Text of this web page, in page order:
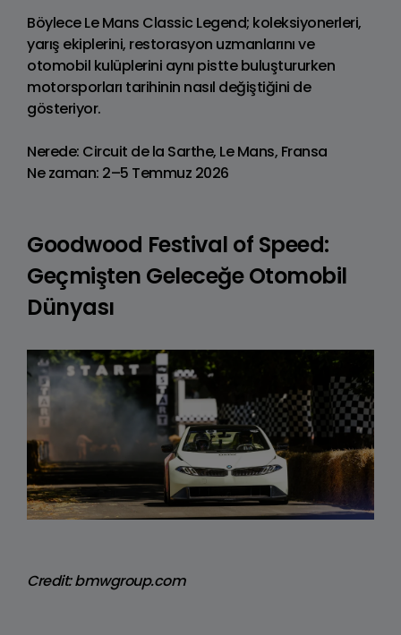
Böylece Le Mans Classic Legend; koleksiyonerleri,
yarış ekiplerini, restorasyon uzmanlarını ve
otomobil kulüplerini aynı pistte buluştururken
motorsporları tarihinin nasıl değiştiğini de
gösteriyor.
Nerede: Circuit de la Sarthe, Le Mans, Fransa
Ne zaman: 2–5 Temmuz 2026
Goodwood Festival of Speed:
Geçmişten Geleceğe Otomobil
Dünyası
Credit: bmwgroup.com